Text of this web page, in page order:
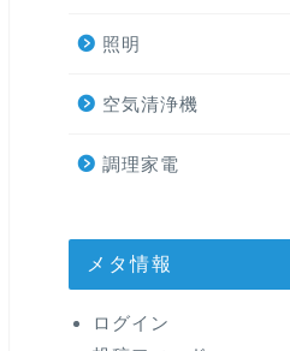
照明
空気清浄機
調理家電
メタ情報
ログイン